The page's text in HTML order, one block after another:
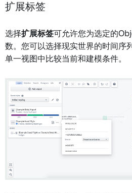
扩展标签
选择扩展标签可允许您为选定的
数。您可以选择现实世界的时间序
单一视图中比较当前和建模条件。